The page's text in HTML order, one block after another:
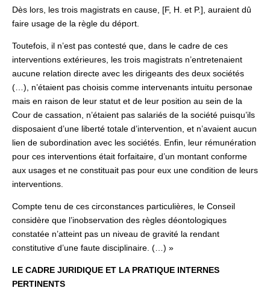
Dès lors, les trois magistrats en cause, [F, H. et P.], auraient dû
faire usage de la règle du déport.
Toutefois, il n’est pas contesté que, dans le cadre de ces
interventions extérieures, les trois magistrats n’entretenaient
aucune relation directe avec les dirigeants des deux sociétés
(…), n’étaient pas choisis comme intervenants intuitu personae
mais en raison de leur statut et de leur position au sein de la
Cour de cassation, n’étaient pas salariés de la société puisqu’ils
disposaient d’une liberté totale d’intervention, et n’avaient aucun
lien de subordination avec les sociétés. Enfin, leur rémunération
pour ces interventions était forfaitaire, d’un montant conforme
aux usages et ne constituait pas pour eux une condition de leurs
interventions.
Compte tenu de ces circonstances particulières, le Conseil
considère que l’inobservation des règles déontologiques
constatée n’atteint pas un niveau de gravité la rendant
constitutive d’une faute disciplinaire. (…) »
LE CADRE JURIDIQUE ET LA PRATIQUE INTERNES
PERTINENTS